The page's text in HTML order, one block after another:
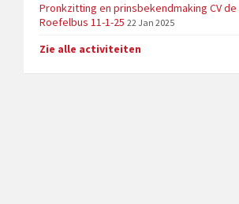
Pronkzitting en prinsbekendmaking CV de
Roefelbus 11-1-25 22 Jan 2025
Zie alle activiteiten